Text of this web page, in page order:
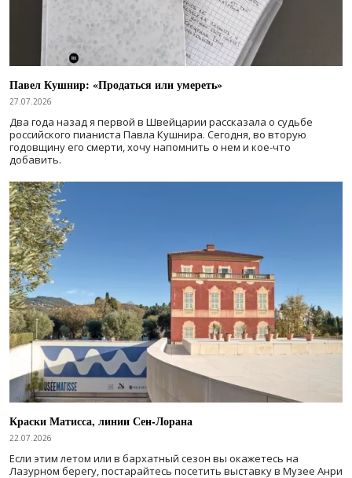
Павел Кушнир: «Продаться или умереть»
27.07.2026
Два года назад я первой в Швейцарии рассказала о судьбе
российского пианиста Павла Кушнира. Сегодня, во вторую
годовщину его смерти, хочу напомнить о нем и кое-что
добавить.
Краски Матисса, линии Сен-Лорана
22.07.2026
Если этим летом или в бархатный сезон вы окажетесь на
Лазурном берегу, постарайтесь посетить выставку в Музее Анри